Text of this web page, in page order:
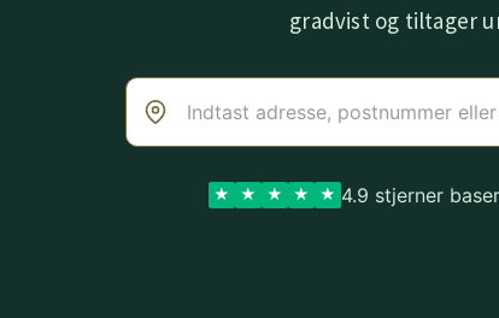
gradvist og tiltager
4.9 stjerner